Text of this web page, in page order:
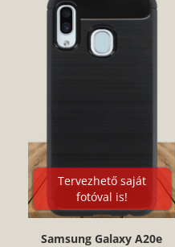
Tervezhető saját
fotóval is!
Samsung Galaxy A20e